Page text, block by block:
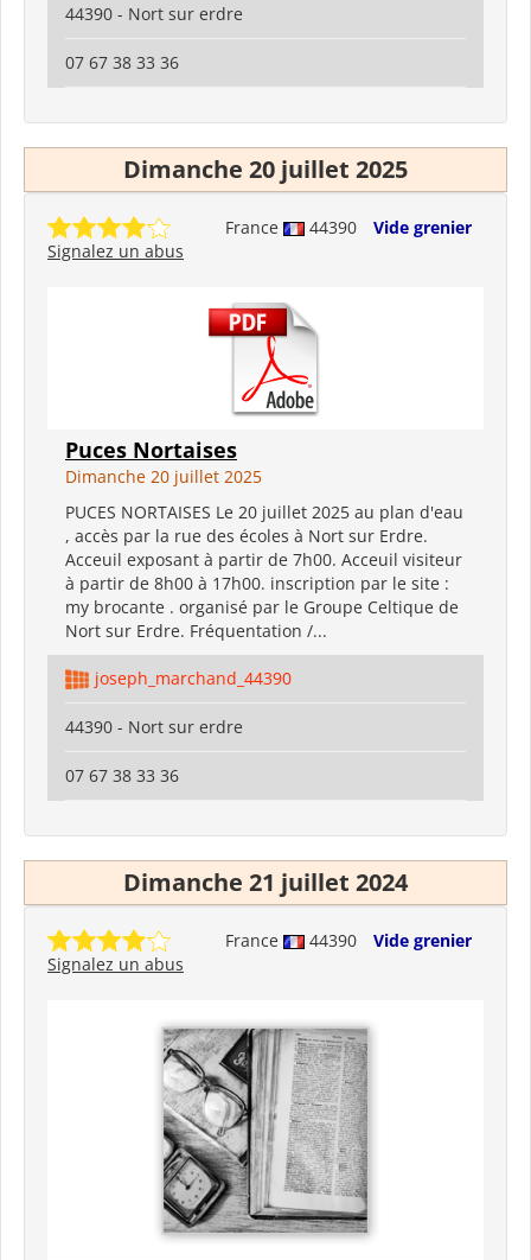
44390 - Nort sur erdre
07 67 38 33 36
Dimanche 20 juillet 2025
France 44390
Vide grenier
Signalez un abus
Puces Nortaises
Dimanche 20 juillet 2025
PUCES NORTAISES Le 20 juillet 2025 au plan d'eau
, accès par la rue des écoles à Nort sur Erdre.
Acceuil exposant à partir de 7h00. Acceuil visiteur
à partir de 8h00 à 17h00. inscription par le site :
my brocante . organisé par le Groupe Celtique de
Nort sur Erdre. Fréquentation /...
joseph_marchand_44390
44390 - Nort sur erdre
07 67 38 33 36
Dimanche 21 juillet 2024
France 44390
Vide grenier
Signalez un abus